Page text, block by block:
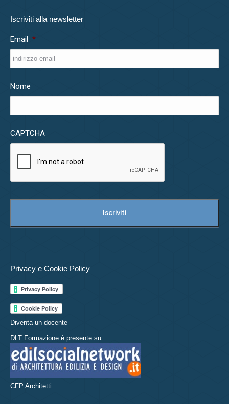
Iscriviti alla newsletter
Email *
Nome
CAPTCHA
Privacy e Cookie Policy
Diventa un docente
DLT Formazione è presente su
CFP Architetti